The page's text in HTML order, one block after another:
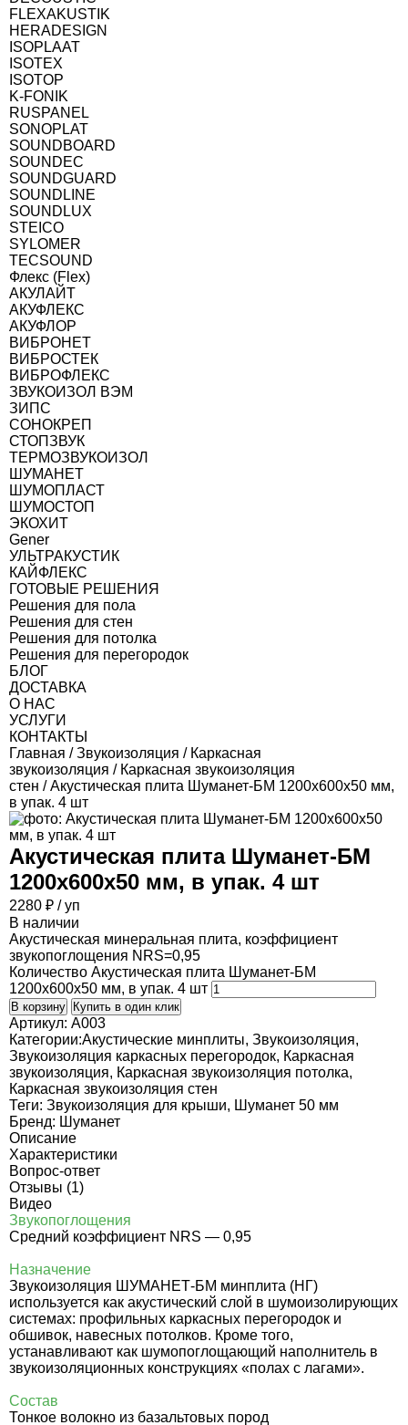
FLEXAKUSTIK
HERADESIGN
ISOPLAAT
ISOTEX
ISOTOP
K-FONIK
RUSPANEL
SONOPLAT
SOUNDBOARD
SOUNDEC
SOUNDGUARD
SOUNDLINE
SOUNDLUX
STEICO
SYLOMER
TECSOUND
Флекс (Flex)
АКУЛАЙТ
АКУФЛЕКС
АКУФЛОР
ВИБРОНЕТ
ВИБРОСТЕК
ВИБРОФЛЕКС
ЗВУКОИЗОЛ ВЭМ
ЗИПС
СОНОКРЕП
СТОПЗВУК
ТЕРМОЗВУКОИЗОЛ
ШУМАНЕТ
ШУМОПЛАСТ
ШУМОСТОП
ЭКОХИТ
Gener
УЛЬТРАКУСТИК
КАЙФЛЕКС
ГОТОВЫЕ РЕШЕНИЯ
Решения для пола
Решения для стен
Решения для потолка
Решения для перегородок
БЛОГ
ДОСТАВКА
О НАС
УСЛУГИ
КОНТАКТЫ
Главная /Звукоизоляция / Каркасная
звукоизоляция / Каркасная звукоизоляция
стен / Акустическая плита Шуманет-БМ 1200х600х50 мм,
в упак. 4 шт
Акустическая плита Шуманет-БМ
1200х600х50 мм, в упак. 4 шт
2280 ₽ / уп
В наличии
Акустическая минеральная плита, коэффициент
звукопоглощения NRS=0,95
Количество Акустическая плита Шуманет-БМ
1200х600х50 мм, в упак. 4 шт
В корзину Купить в один клик
Артикул: A003
Категории:Акустические минплиты, Звукоизоляция,
Звукоизоляция каркасных перегородок, Каркасная
звукоизоляция, Каркасная звукоизоляция потолка,
Каркасная звукоизоляция стен
Теги: Звукоизоляция для крыши, Шуманет 50 мм
Бренд: Шуманет
Описание
Характеристики
Вопрос-ответ
Отзывы (1)
Видео
Звукопоглощения
Средний коэффициент NRS — 0,95
Назначение
Звукоизоляция ШУМАНЕТ-БМ минплита (НГ)
используется как акустический слой в шумоизолирующих
системах: профильных каркасных перегородок и
обшивок, навесных потолков. Кроме того,
устанавливают как шумопоглощающий наполнитель в
звукоизоляционных конструкциях «полах с лагами».
Состав
Тонкое волокно из базальтовых пород